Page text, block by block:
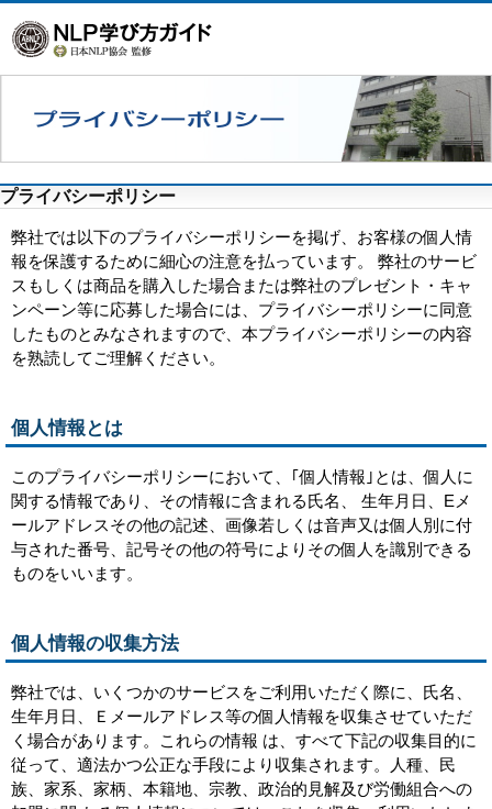
プライバシーポリシー
弊社では以下のプライバシーポリシーを掲げ、お客様の個人情
報を保護するために細心の注意を払っています。 弊社のサービ
スもしくは商品を購入した場合または弊社のプレゼント・キャ
ンペーン等に応募した場合には、プライバシーポリシーに同意
したものとみなされますので、本プライバシーポリシーの内容
を熟読してご理解ください。
個人情報とは
このプライバシーポリシーにおいて、｢個人情報｣とは、個人に
関する情報であり、その情報に含まれる氏名、 生年月日、Eメ
ールアドレスその他の記述、画像若しくは音声又は個人別に付
与された番号、記号その他の符号によりその個人を識別できる
ものをいいます。
個人情報の収集方法
弊社では、いくつかのサービスをご利用いただく際に、氏名、
生年月日、Ｅメールアドレス等の個人情報を収集させていただ
く場合があります。これらの情報 は、すべて下記の収集目的に
従って、適法かつ公正な手段により収集されます。人種、民
族、家系、家柄、本籍地、宗教、政治的見解及び労働組合への